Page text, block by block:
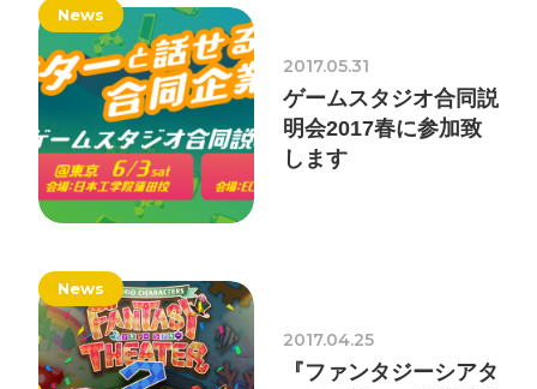
プライバシーポリシー
ソーシャルメディアガイドライン
News
2017.05.31
ゲームスタジオ合同説
明会2017春に参加致
します
News
2017.04.25
『ファンタジーシアタ